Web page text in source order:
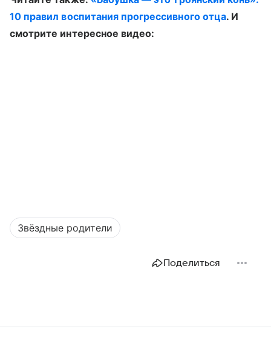
10 правил воспитания прогрессивного отца. И
смотрите интересное видео:
Звёздные родители
Поделиться